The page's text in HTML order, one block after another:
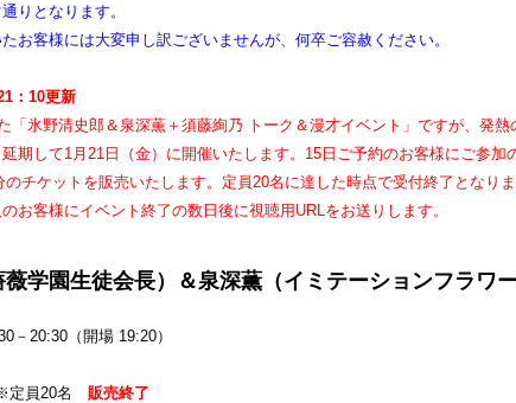
りとなります。
お客様には大変申し訳ございませんが、何卒ご容赦ください。
：10更新
「氷野清史郎＆泉深薫＋須藤絢乃 トーク＆漫才イベント」ですが、発
期して1月21日（金）に開催いたします。15日ご予約のお客様にご参加
チケットを販売いたします。定員20名に達した時点で受付終了となり
お客様にイベント終了の数日後に視聴用URLをお送りします。
学園生徒会長）＆泉深薫（イミテーションフラワ
20:30（開場 19:20）
定員20名
販売終了